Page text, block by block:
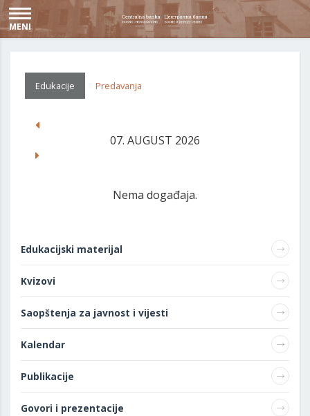
MENI
Edukacije Predavanja
07. AUGUST 2026
Nema događaja.
Edukacijski materijal
Kvizovi
Saopštenja za javnost i vijesti
Kalendar
Publikacije
Govori i prezentacije